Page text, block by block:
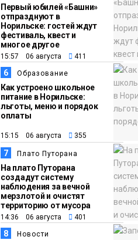
Первый юбилей «Башни»
отпразднуют в
Норильске: гостей ждут
фестиваль, квест и
многое другое
15:57 06 августа 411
6 Образование
Как устроено школьное
питание в Норильске:
льготы, меню и порядок
оплаты
15:15 06 августа 355
7 Плато Путорана
На плато Путорана
создадут систему
наблюдения за вечной
мерзлотой и очистят
территорию от мусора
14:36 06 августа 401
8 Новости